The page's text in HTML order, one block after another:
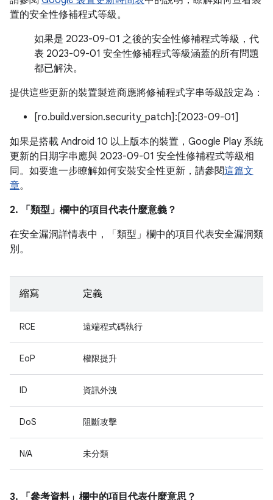
置的安全性修補程式等級。
如果是 2023-09-01 之後的安全性修補程式等級，代
表 2023-09-01 安全性修補程式等級涵蓋的所有問題
都已解決。
提供這些更新的裝置製造商應將修補程式字串等級設定為：
[ro.build.version.security_patch]:[2023-09-01]
如果是搭載 Android 10 以上版本的裝置，Google Play 系統
更新的日期字串應與 2023-09-01 安全性修補程式等級相
同。如要進一步瞭解如何安裝安全性更新，請參閱這篇文
章。
2. 「類型」 欄中的項目代表什麼意義？
在安全漏洞詳情表中，「類型」 欄中的項目代表安全漏洞類
別。
縮寫 定義
RCE 遠端程式碼執行
EoP 權限提升
ID 資訊外洩
DoS 阻斷攻擊
N/A 未分類
3. 「參考資料」 欄中的項目代表什麼意思？